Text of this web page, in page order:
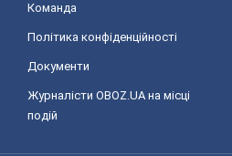
Команда
Політика конфіденційності
Документи
Журналісти OBOZ.UA на місці
подій